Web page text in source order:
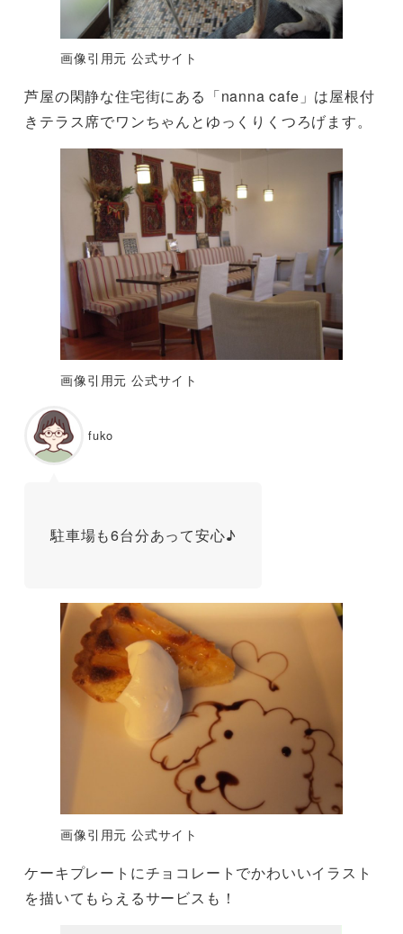
画像引用元 公式サイト
芦屋の閑静な住宅街にある「nanna cafe」は屋根付
きテラス席でワンちゃんとゆっくりくつろげます。
画像引用元 公式サイト
fuko
駐車場も6台分あって安心♪
画像引用元 公式サイト
ケーキプレートにチョコレートでかわいいイラスト
を描いてもらえるサービスも！